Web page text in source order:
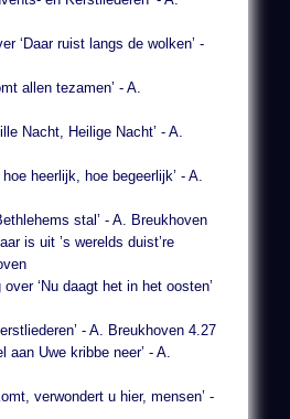
‘Daar ruist langs de wolken’ -
allen tezamen’ - A.
Nacht, Heilige Nacht’ - A.
heerlijk, hoe begeerlijk’ - A.
stal’ - A. Breukhoven
is uit ’s werelds duist’re
‘Nu daagt het in het oosten’
- A. Breukhoven 4.27
aan Uwe kribbe neer’ - A.
verwondert u hier, mensen’ -